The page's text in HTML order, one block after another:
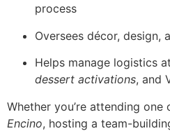
process
Oversees décor, design,
Helps manage logistics
dessert activations, and
Whether you’re attending one
Encino, hosting a team-